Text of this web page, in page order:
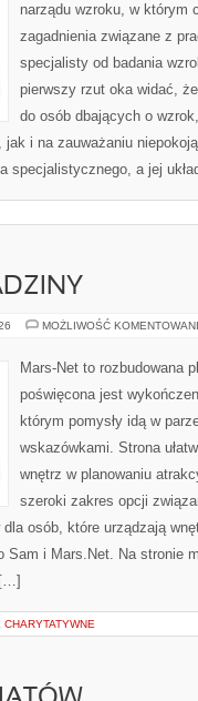
narządu wzroku, w którym
zagadnienia związane z
specjalisty od badania
pierwszy rzut oka widać,
do osób dbających o
i na zauważaniu
specjalistycznego, a jej
MOŻLIWOŚĆ
Mars-Net to rozbudowana
poświęcona jest
którym pomysły idą w
wskazówkami. Strona
wnętrz w planowaniu
szeroki zakres opcji
osób, które urządzają
i Mars.Net. Na stronie